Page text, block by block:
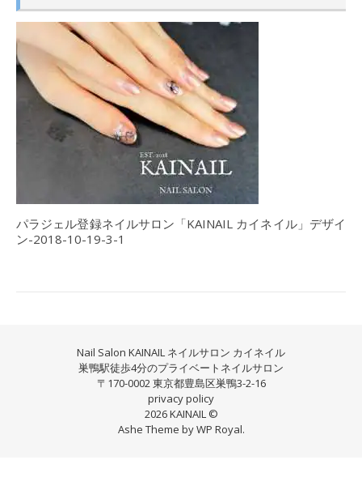
パラジェル登録ネイルサロン「KAINAIL カイネイル」デザイ
ン-2018-10-19-3-1
Nail Salon KAINAIL ネイルサロン カイネイル
巣鴨駅徒歩4分のプライベートネイルサロン
〒170-0002 東京都豊島区巣鴨3-2-16
privacy policy
2026 KAINAIL ©
Ashe Theme byWP Royal.